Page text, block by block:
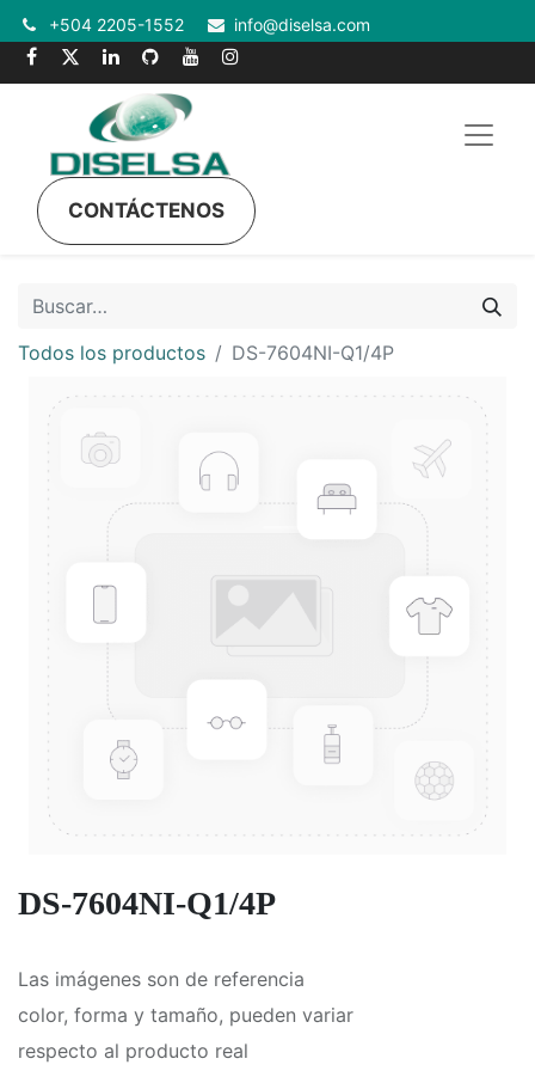
+504 2205-1552 info@diselsa.com
CONTÁCTENOS
Todos los productos DS-7604NI-Q1/4P
DS-7604NI-Q1/4P
Las imágenes son de referencia
color, forma y tamaño, pueden variar
respecto al producto real